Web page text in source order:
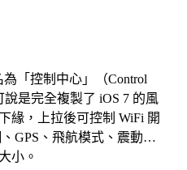
為「控制中心」（Control
說是完全複製了 iOS 7 的風
緣，上拉後可控制 WiFi 開
GPS、飛航模式、震動…
小。